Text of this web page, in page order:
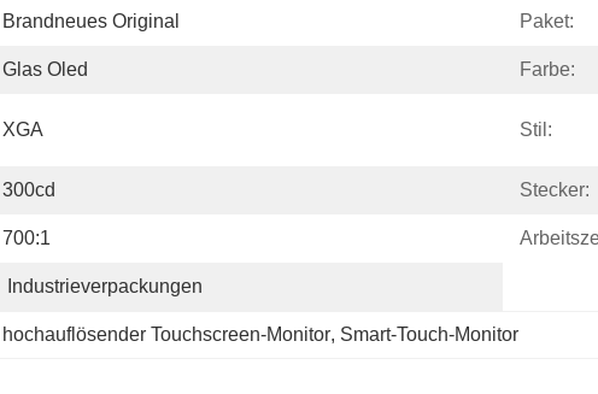
Brandneues Original Paket:
Glas Oled Farbe:
XGA Stil:
300cd Stecker:
700:1
Industrieverpackungen
hochauflösender Touchscreen-Monitor, Smart-Touch-Monitor